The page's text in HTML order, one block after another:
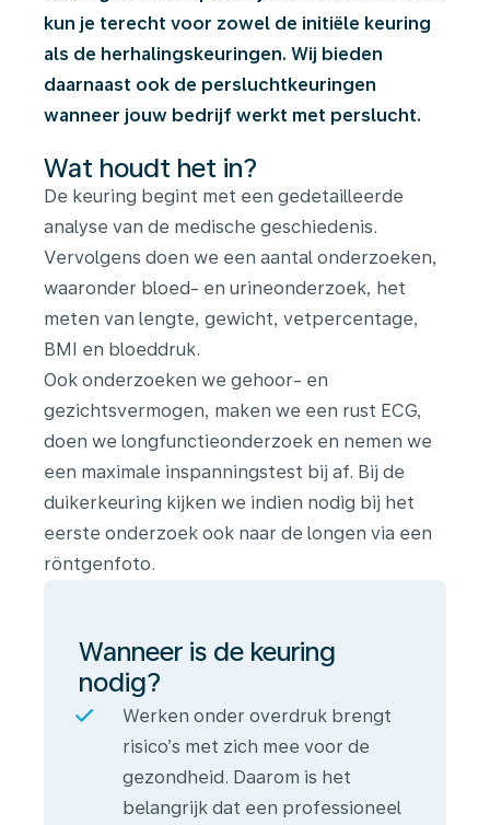
kun je terecht voor zowel de initiële keuring
als de herhalingskeuringen. Wij bieden
daarnaast ook de persluchtkeuringen
wanneer jouw bedrijf werkt met perslucht.
Wat houdt het in?
De keuring begint met een gedetailleerde
analyse van de medische geschiedenis.
Vervolgens doen we een aantal onderzoeken,
waaronder bloed- en urineonderzoek, het
meten van lengte, gewicht, vetpercentage,
BMI en bloeddruk.
Ook onderzoeken we gehoor- en
gezichtsvermogen, maken we een rust ECG,
doen we longfunctieonderzoek en nemen we
een maximale inspanningstest bij af. Bij de
duikerkeuring kijken we indien nodig bij het
eerste onderzoek ook naar de longen via een
röntgenfoto.
Wanneer is de keuring
nodig?
Werken onder overdruk brengt
risico’s met zich mee voor de
gezondheid. Daarom is het
belangrijk dat een professioneel